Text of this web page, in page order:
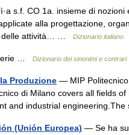
s.f. CO 1a. insieme di
alla progettazione,
delle attività… …
Dizionario italiano
… Dizionario dei sinonimi e contrari
Produzione — MIP
di Milano covers all fields
and industrial
(Unión Europea) — Se ha